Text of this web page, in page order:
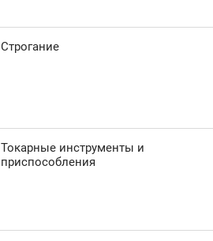
Строгание
Токарные инструменты и
приспособления